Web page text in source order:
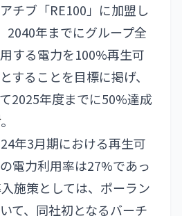
チブ「RE100」に加盟し
2040年までにグループ全
する電力を100%再生可
することを目標に掲げ、
2025年度までに50%達成
。
年3月期における再生可
電力利用率は27%であっ
施策としては、ポーラン
て、同社初となるバーチ